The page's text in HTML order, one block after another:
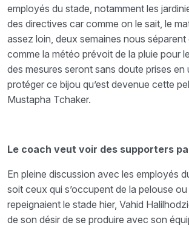
employés du stade, notamment les
des directives car comme on le sait, le
assez loin, deux semaines nous séparent
comme la météo prévoit de la pluie pour
des mesures seront sans doute prises en
protéger ce bijou qu’est devenue cette
Mustapha Tchaker.
Le coach veut voir des supporters
En pleine discussion avec les employés
soit ceux qui s’occupent de la pelouse
repeignaient le stade hier, Vahid
de son désir de se produire avec son